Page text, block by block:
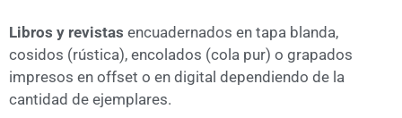
Libros y revistas encuadernados en tapa blanda,
cosidos (rústica), encolados (cola pur) o grapados
impresos en offset o en digital dependiendo de la
cantidad de ejemplares.